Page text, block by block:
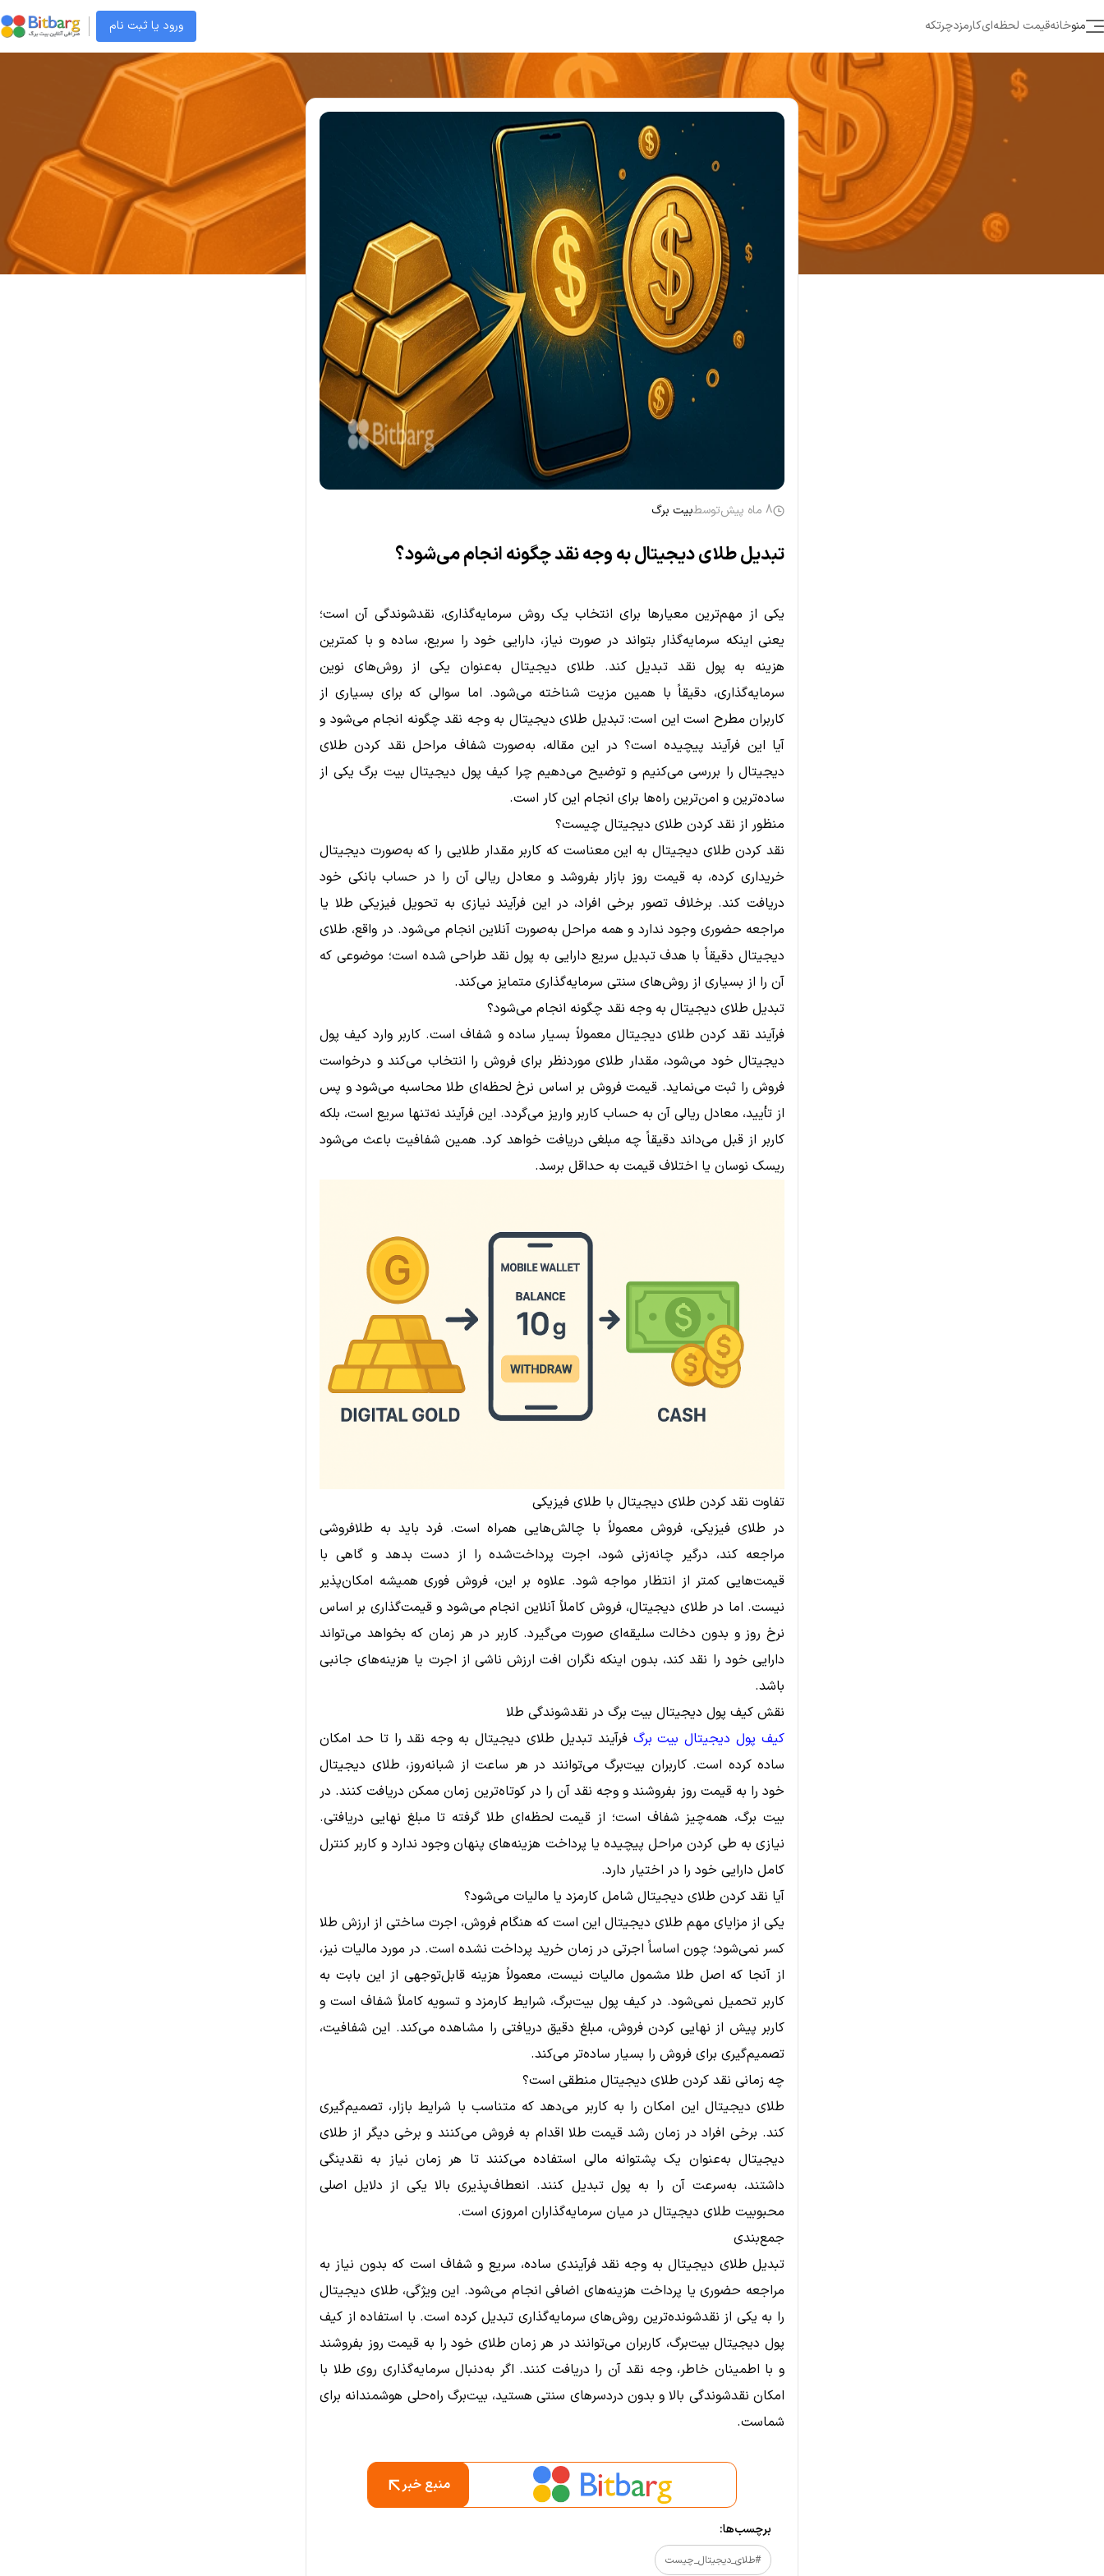
ورود یا ثبت نام چرتکهکارمزدقیمت لحظه‌ایخانهمنو
8 ماه پیش توسطبیت برگ
تبدیل طلای دیجیتال به وجه نقد چگونه انجام می‌شود؟
یکی از مهم‌ترین معیارها برای انتخاب یک روش سرمایه‌گذاری، نقدشوندگی آن است؛
یعنی اینکه سرمایه‌گذار بتواند در صورت نیاز، دارایی خود را سریع، ساده و با کمترین
هزینه به پول نقد تبدیل کند. طلای دیجیتال به‌عنوان یکی از روش‌های نوین
سرمایه‌گذاری، دقیقاً با همین مزیت شناخته می‌شود. اما سوالی که برای بسیاری از
کاربران مطرح است این است: تبدیل طلای دیجیتال به وجه نقد چگونه انجام می‌شود و
آیا این فرآیند پیچیده است؟ در این مقاله، به‌صورت شفاف مراحل نقد کردن طلای
دیجیتال را بررسی می‌کنیم و توضیح می‌دهیم چرا کیف پول دیجیتال بیت برگ یکی از
ساده‌ترین و امن‌ترین راه‌ها برای انجام این کار است.
منظور از نقد کردن طلای دیجیتال چیست؟
نقد کردن طلای دیجیتال به این معناست که کاربر مقدار طلایی را که به‌صورت دیجیتال
خریداری کرده، به قیمت روز بازار بفروشد و معادل ریالی آن را در حساب بانکی خود
دریافت کند. برخلاف تصور برخی افراد، در این فرآیند نیازی به تحویل فیزیکی طلا یا
مراجعه حضوری وجود ندارد و همه مراحل به‌صورت آنلاین انجام می‌شود. در واقع، طلای
دیجیتال دقیقاً با هدف تبدیل سریع دارایی به پول نقد طراحی شده است؛ موضوعی که
آن را از بسیاری از روش‌های سنتی سرمایه‌گذاری متمایز می‌کند.
تبدیل طلای دیجیتال به وجه نقد چگونه انجام می‌شود؟
فرآیند نقد کردن طلای دیجیتال معمولاً بسیار ساده و شفاف است. کاربر وارد کیف پول
دیجیتال خود می‌شود، مقدار طلای موردنظر برای فروش را انتخاب می‌کند و درخواست
فروش را ثبت می‌نماید. قیمت فروش بر اساس نرخ لحظه‌ای طلا محاسبه می‌شود و پس
از تأیید، معادل ریالی آن به حساب کاربر واریز می‌گردد. این فرآیند نه‌تنها سریع است، بلکه
کاربر از قبل می‌داند دقیقاً چه مبلغی دریافت خواهد کرد. همین شفافیت باعث می‌شود
ریسک نوسان یا اختلاف قیمت به حداقل برسد.
تفاوت نقد کردن طلای دیجیتال با طلای فیزیکی
در طلای فیزیکی، فروش معمولاً با چالش‌هایی همراه است. فرد باید به طلافروشی
مراجعه کند، درگیر چانه‌زنی شود، اجرت پرداخت‌شده را از دست بدهد و گاهی با
قیمت‌هایی کمتر از انتظار مواجه شود. علاوه بر این، فروش فوری همیشه امکان‌پذیر
نیست. اما در طلای دیجیتال، فروش کاملاً آنلاین انجام می‌شود و قیمت‌گذاری بر اساس
نرخ روز و بدون دخالت سلیقه‌ای صورت می‌گیرد. کاربر در هر زمان که بخواهد می‌تواند
دارایی خود را نقد کند، بدون اینکه نگران افت ارزش ناشی از اجرت یا هزینه‌های جانبی
باشد.
نقش کیف پول دیجیتال بیت برگ در نقدشوندگی طلا
کیف پول دیجیتال بیت برگ فرآیند تبدیل طلای دیجیتال به وجه نقد را تا حد امکان
ساده کرده است. کاربران بیت‌برگ می‌توانند در هر ساعت از شبانه‌روز، طلای دیجیتال
خود را به قیمت روز بفروشند و وجه نقد آن را در کوتاه‌ترین زمان ممکن دریافت کنند. در
بیت برگ، همه‌چیز شفاف است؛ از قیمت لحظه‌ای طلا گرفته تا مبلغ نهایی دریافتی.
نیازی به طی کردن مراحل پیچیده یا پرداخت هزینه‌های پنهان وجود ندارد و کاربر کنترل
کامل دارایی خود را در اختیار دارد.
آیا نقد کردن طلای دیجیتال شامل کارمزد یا مالیات می‌شود؟
یکی از مزایای مهم طلای دیجیتال این است که هنگام فروش، اجرت ساختی از ارزش طلا
کسر نمی‌شود؛ چون اساساً اجرتی در زمان خرید پرداخت نشده است. در مورد مالیات نیز،
از آنجا که اصل طلا مشمول مالیات نیست، معمولاً هزینه قابل‌توجهی از این بابت به
کاربر تحمیل نمی‌شود. در کیف پول بیت‌برگ، شرایط کارمزد و تسویه کاملاً شفاف است و
کاربر پیش از نهایی کردن فروش، مبلغ دقیق دریافتی را مشاهده می‌کند. این شفافیت،
تصمیم‌گیری برای فروش را بسیار ساده‌تر می‌کند.
چه زمانی نقد کردن طلای دیجیتال منطقی است؟
طلای دیجیتال این امکان را به کاربر می‌دهد که متناسب با شرایط بازار، تصمیم‌گیری
کند. برخی افراد در زمان رشد قیمت طلا اقدام به فروش می‌کنند و برخی دیگر از طلای
دیجیتال به‌عنوان یک پشتوانه مالی استفاده می‌کنند تا هر زمان نیاز به نقدینگی
داشتند، به‌سرعت آن را به پول تبدیل کنند. انعطاف‌پذیری بالا یکی از دلایل اصلی
محبوبیت طلای دیجیتال در میان سرمایه‌گذاران امروزی است.
جمع‌بندی
تبدیل طلای دیجیتال به وجه نقد فرآیندی ساده، سریع و شفاف است که بدون نیاز به
مراجعه حضوری یا پرداخت هزینه‌های اضافی انجام می‌شود. این ویژگی، طلای دیجیتال
را به یکی از نقدشونده‌ترین روش‌های سرمایه‌گذاری تبدیل کرده است. با استفاده از کیف
پول دیجیتال بیت‌برگ، کاربران می‌توانند در هر زمان طلای خود را به قیمت روز بفروشند
و با اطمینان خاطر، وجه نقد آن را دریافت کنند. اگر به‌دنبال سرمایه‌گذاری روی طلا با
امکان نقدشوندگی بالا و بدون دردسرهای سنتی هستید، بیت‌برگ راه‌حلی هوشمندانه برای
شماست.
منبع خبر
برچسب‌ها:
#طلای_دیجیتال_چیست